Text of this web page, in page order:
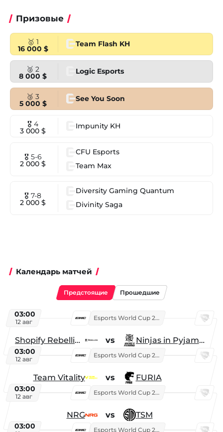
Призовые
🥇 1
16 000 $
Team Flash KH
🥈 2
8 000 $
Logic Esports
🥉 3
5 000 $
See You Soon
🎖 4
3 000 $
Impunity KH
🎖 5-6
2 000 $
CFU Esports
Team Max
🎖 7-8
2 000 $
Diversity Gaming Quantum
Divinity Saga
Календарь матчей
Предстоящие Прошедшие
03:00
12 авг
Esports World Cup 2026
Shopify Rebellion vs Ninjas in Pyjamas
03:00
12 авг
Esports World Cup 2026
Team Vitality vs FURIA
03:00
12 авг
Esports World Cup 2026
NRG vs TSM
03:00 Esports World Cup 2026